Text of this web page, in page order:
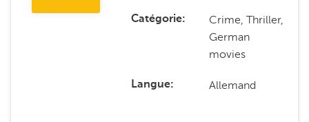
Catégorie
Crime, Thriller,
German
movies
Langue Allemand